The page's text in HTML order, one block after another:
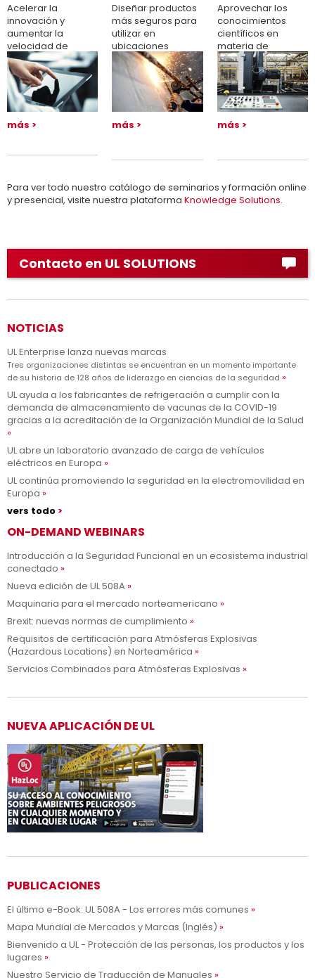
Acelerar la
innovación y
aumentar la
velocidad de
salida al mercado
más
Diseñar productos
más seguros para
utilizar en
ubicaciones
peligrosas
más
Aprovechar los
conocimientos
científicos en
materia de
seguridad de UL
más
Para ver todo nuestro catálogo de seminarios y formación online
y presencial, visite nuestra plataforma Knowledge Solutions.
Contacto en UL SOLUTIONS
NOTICIAS
UL Enterprise lanza nuevas marcas
Tres organizaciones distintas se encuentran en un momento importante
de su historia de 128 años de liderazgo en ciencias de la seguridad
UL ayuda a los fabricantes de refrigeración a cumplir con la
demanda de almacenamiento de vacunas de la COVID-19
gracias a la acreditación de la Organización Mundial de la Salud
UL abre un laboratorio avanzado de carga de vehículos
eléctricos en Europa
UL continúa promoviendo la seguridad en la electromovilidad en
Europa
vers todo
ON-DEMAND WEBINARS
Introducción a la Seguridad Funcional en un ecosistema industrial
conectado
Nueva edición de UL 508A
Maquinaria para el mercado norteamericano
Brexit: nuevas normas de cumplimiento
Requisitos de certificación para Atmósferas Explosivas
(Hazardous Locations) en Norteamérica
Servicios Combinados para Atmósferas Explosivas
NUEVA APLICACIÓN DE UL
PUBLICACIONES
El último e-Book: UL 508A - Los errores más comunes
Mapa Mundial de Mercados y Marcas (Inglés)
Bienvenido a UL - Protección de las personas, los productos y los
lugares
Nuestro Servicio de Traducción de Manuales